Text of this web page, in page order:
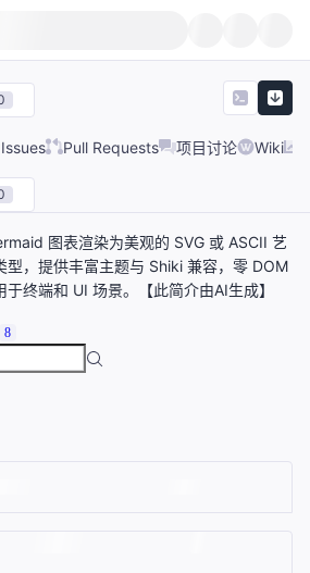
Issues Pull Requests 项目讨论 Wiki
图表渲染为美观的 SVG 或 ASCII 艺
型，提供丰富主题与 Shiki 兼容，零 DOM
终端和 UI 场景。【此简介由AI生成】
8